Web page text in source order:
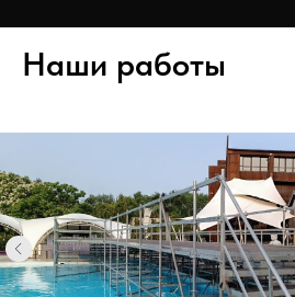
Наши работы